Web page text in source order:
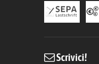
Scrivici!